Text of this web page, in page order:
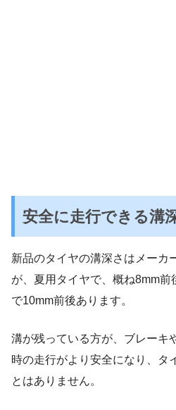
安全に走行できる溝
新品のタイヤの溝深さはメーカ
が、夏用タイヤで、概ね8mm前
で10mm前後あります。
溝が残っている方が、ブレーキ
時の走行がより安全になり、タ
とはありません。